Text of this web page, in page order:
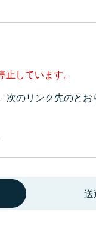
しています。
次のリンク先のとお
送